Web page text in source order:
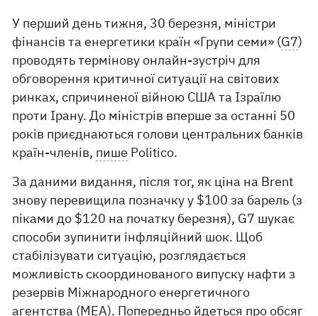
У перший день тижня, 30 березня, міністри
фінансів та енергетики країн «Групи семи» (G7)
проводять термінову онлайн-зустріч для
обговорення критичної ситуації на світових
ринках, спричиненої війною США та Ізраїлю
проти Ірану. До міністрів вперше за останні 50
років приєднаються голови центральних банків
країн-членів, пише Politico.
За даними видання, після тог, як ціна на Brent
знову перевищила позначку у $100 за барель (з
піками до $120 на початку березня), G7 шукає
способи зупинити інфляційний шок. Щоб
стабілізувати ситуацію, розглядається
можливість скоординованого випуску нафти з
резервів Міжнародного енергетичного
агентства (МЕА). Попередньо йдеться про обсяг